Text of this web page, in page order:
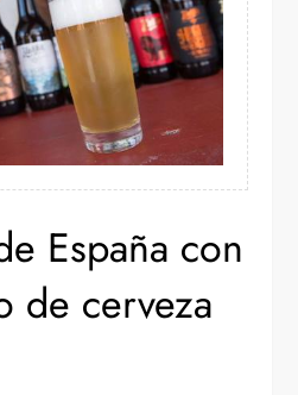
España con
de cerveza